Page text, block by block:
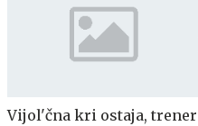
Vijol'čna kri ostaja, trener